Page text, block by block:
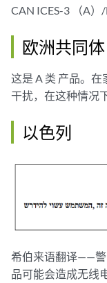
CAN ICES-3 （A）
欧洲共同体
这是 A 类 产品。
干扰，在这种情况
以色列
希伯来语翻译——警
品可能会造成无线